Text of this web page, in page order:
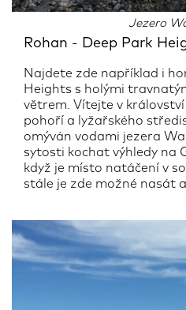
Jezero
Rohan - Deep Park
Najdete zde například i
Heights s holými
větrem. Vítejte v
pohoří a lyžařského
omýván vodami jezera
sytosti kochat výhledy na
když je místo natáčení v
stále je zde možné nasát